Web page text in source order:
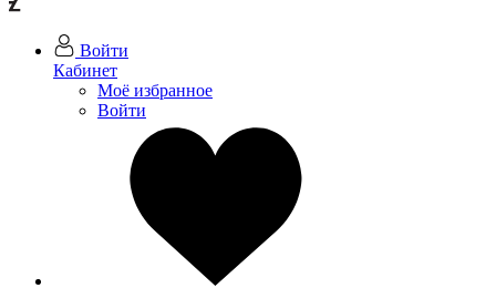
Войти
Кабинет
Моё избранное
Войти